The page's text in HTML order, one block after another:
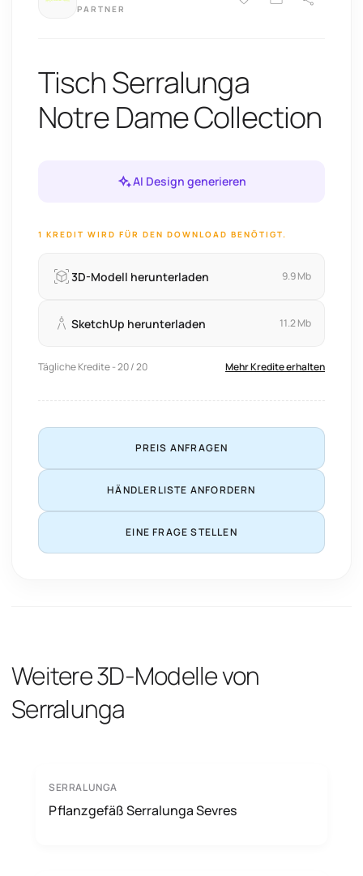
PARTNER
Tisch Serralunga
Notre Dame Collection
AI Design generieren
1 KREDIT WIRD FÜR DEN DOWNLOAD BENÖTIGT.
3D-Modell herunterladen 9.9 Mb
SketchUp herunterladen 11.2 Mb
Tägliche Kredite - 20 / 20 Mehr Kredite erhalten
PREIS ANFRAGEN
HÄNDLERLISTE ANFORDERN
EINE FRAGE STELLEN
Weitere 3D-Modelle von
Serralunga
SERRALUNGA
Pflanzgefäß Serralunga Sevres